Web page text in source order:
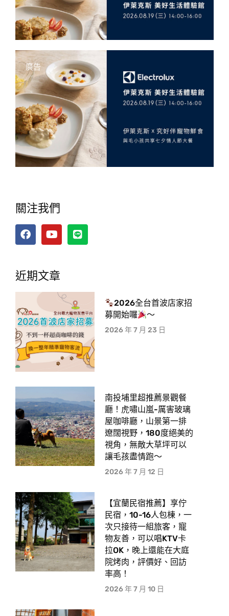
廣告
關注我們
近期文章
2026全台首波店家招
募開始囉
～
2026 年 7 月 23 日
南投埔里超推薦景觀餐
廳！虎嘯山嵐-厲害玻璃
屋咖啡廳，山景第一排
遼闊視野，180度絕美的
視角，無敵大草坪可以
讓毛孩盡情跑〜
2026 年 7 月 12 日
【宜蘭民宿推薦】享佇
民宿，10-16人包棟，一
次只接待一組旅客，寵
物友善，可以唱KTV卡
拉OK，晚上還能在大庭
院烤肉，評價好、回訪
率高！
2026 年 7 月 10 日